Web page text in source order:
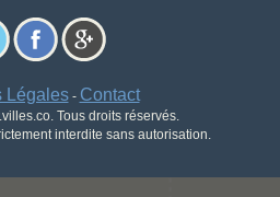
Légales- Contact
Tous droits réservés.
interdite sans autorisation.